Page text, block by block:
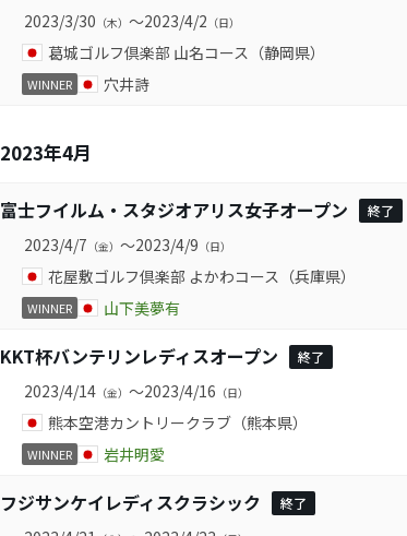
2023/3/30 （木） ～2023/4/2 （日）
葛城ゴルフ倶楽部 山名コース（静岡県）
WINNER 穴井詩
2023年4月
富士フイルム・スタジオアリス女子オープン 終了
2023/4/7 （金） ～2023/4/9 （日）
花屋敷ゴルフ倶楽部 よかわコース（兵庫県）
WINNER 山下美夢有
KKT杯バンテリンレディスオープン 終了
2023/4/14 （金） ～2023/4/16 （日）
熊本空港カントリークラブ（熊本県）
WINNER 岩井明愛
フジサンケイレディスクラシック 終了